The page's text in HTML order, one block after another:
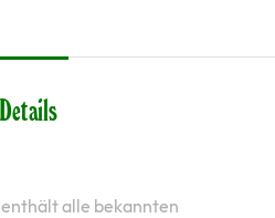
Details
alle bekannten